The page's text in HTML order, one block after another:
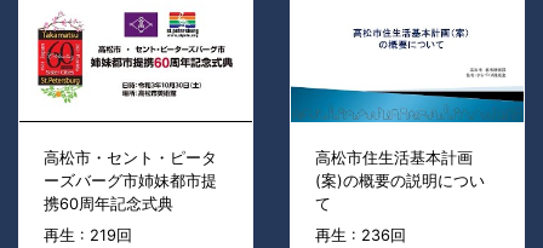
高松市・セント・ピータ
ーズバーグ市姉妹都市提
携60周年記念式典
再生 : 219回
高松市住生活基本計画
(案)の概要の説明につい
て
再生 : 236回